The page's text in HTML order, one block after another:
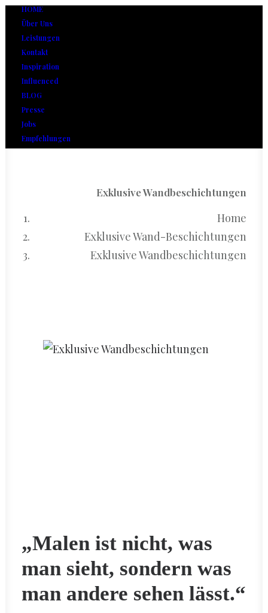
HOME
Über Uns
Leistungen
Kontakt
Inspiration
Influenced
BLOG
Presse
Jobs
Empfehlungen
Exklusive Wandbeschichtungen
Home
Exklusive Wand-Beschichtungen
Exklusive Wandbeschichtungen
„Malen ist nicht, was
man sieht, sondern was
man andere sehen lässt.“